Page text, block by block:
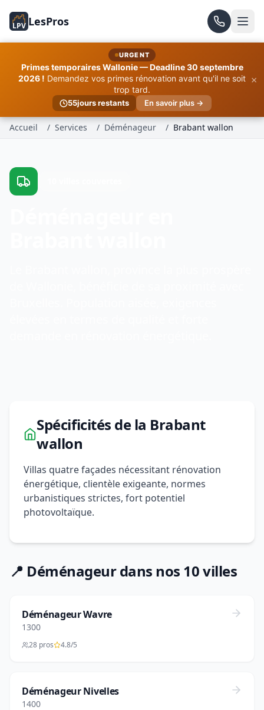
LPV LesPros
URGENT
Primes temporaires Wallonie — Deadline 30 septembre
2026 ! Demandez vos primes rénovation avant qu'il ne soit
trop tard.
55jours restants En savoir plus →
×
Accueil / Services / Déménageur / Brabant wallon
Spécificités de la Brabant
wallon
Villas quatre façades nécessitant rénovation
énergétique, clientèle exigeante, normes
urbanistiques strictes, fort potentiel
photovoltaïque.
📍 Déménageur dans nos 10 villes
Déménageur Wavre
1300
28 pros 4.8/5
Déménageur Nivelles
1400